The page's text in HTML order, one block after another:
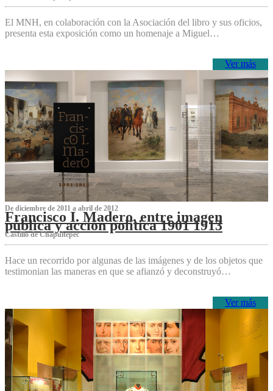
El MNH, en colaboración con la Asociación del libro y sus oficios,
presenta esta exposición como un homenaje a Miguel…
Ver más
De diciembre de 2011 a abril de 2012
Francisco I. Madero, entre imagen
pública y acción política 1901 1913
Castillo de Chapultepec
Hace un recorrido por algunas de las imágenes y de los objetos que
testimonian las maneras en que se afianzó y deconstruyó…
Ver más